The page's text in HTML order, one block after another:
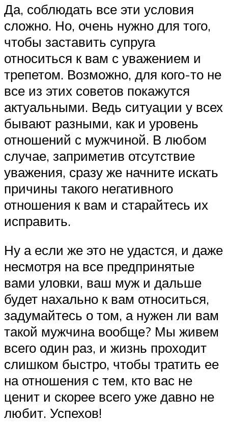
Да, соблюдать все эти условия
сложно. Но, очень нужно для того,
чтобы заставить супруга
относиться к вам с уважением и
трепетом. Возможно, для кого-то не
все из этих советов покажутся
актуальными. Ведь ситуации у всех
бывают разными, как и уровень
отношений с мужчиной. В любом
случае, заприметив отсутствие
уважения, сразу же начните искать
причины такого негативного
отношения к вам и старайтесь их
исправить.
Ну а если же это не удастся, и даже
несмотря на все предпринятые
вами уловки, ваш муж и дальше
будет нахально к вам относиться,
задумайтесь о том, а нужен ли вам
такой мужчина вообще? Мы живем
всего один раз, и жизнь проходит
слишком быстро, чтобы тратить ее
на отношения с тем, кто вас не
ценит и скорее всего уже давно не
любит. Успехов!